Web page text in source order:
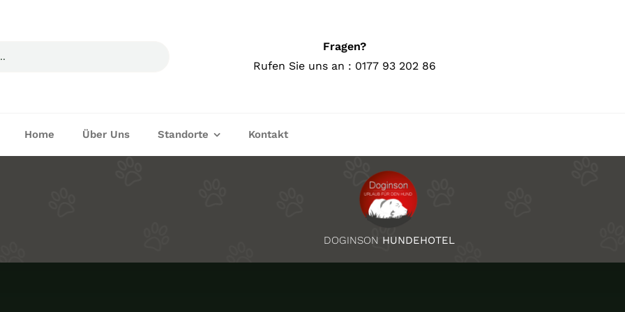
Fragen?
Rufen Sie uns an : 0177 93 202 86
Home Über Uns Standorte Kontakt
DOGINSON HUNDEHOTEL